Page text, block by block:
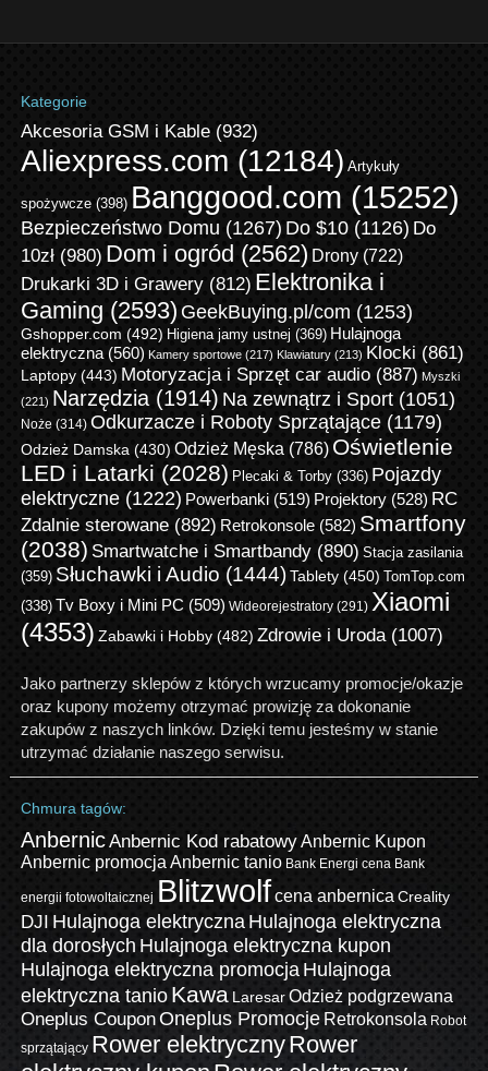
Kategorie
Akcesoria GSM i Kable(932)
Aliexpress.com (12184) Artykuły
spożywcze(398) Banggood.com (15252)
Bezpieczeństwo Domu (1267) Do $10(1126) Do
10zł(980) Dom i ogród (2562) Drony(722)
Drukarki 3D i Grawery(812) Elektronika i
Gaming (2593) GeekBuying.pl/com (1253)
Gshopper.com (492) Higiena jamy ustnej (369) Hulajnoga
elektryczna(560) Kamery sportowe(217) Klawiatury(213) Klocki (861)
Laptopy(443) Motoryzacja i Sprzęt car audio(887) Myszki
(221) Narzędzia(1914) Na zewnątrz i Sport(1051)
Noże (314) Odkurzacze i Roboty Sprzątające(1179)
Odzież Damska (430) Odzież Męska (786) Oświetlenie
LED i Latarki (2028) Plecaki & Torby(336) Pojazdy
elektryczne(1222) Powerbanki(519) Projektory(528) RC
Zdalnie sterowane(892) Retrokonsole(582) Smartfony
(2038) Smartwatche i Smartbandy(890) Stacja zasilania
(359) Słuchawki i Audio (1444)Tablety(450) TomTop.com
(338) Tv Boxy i Mini PC(509) Wideorejestratory(291) Xiaomi
(4353) Zabawki i Hobby(482) Zdrowie i Uroda(1007)
Jako partnerzy sklepów z których wrzucamy promocje/okazje
oraz kupony możemy otrzymać prowizję za dokonanie
zakupów z naszych linków. Dzięki temu jesteśmy w stanie
utrzymać działanie naszego serwisu.
Chmura tagów:
AnbernicAnbernic Kod rabatowyAnbernic Kupon
Anbernic promocja Anbernic tanio Bank Energi cena Bank
energii fotowoltaicznej Blitzwolfcena anbernica Creality
DJI Hulajnoga elektrycznaHulajnoga elektryczna
dla dorosłych Hulajnoga elektryczna kupon
Hulajnoga elektryczna promocjaHulajnoga
elektryczna tanioKawa Laresar Odzież podgrzewana
Oneplus CouponOneplus Promocje Retrokonsola Robot
sprzątający Rower elektrycznyRower